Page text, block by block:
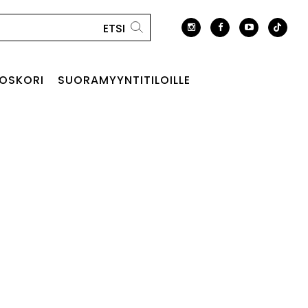
SUORAMYYNTITILOILLE